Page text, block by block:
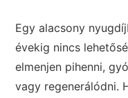
Egy alacsony
évekig nincs
elmenjen pihenni,
vagy regenerálódni.